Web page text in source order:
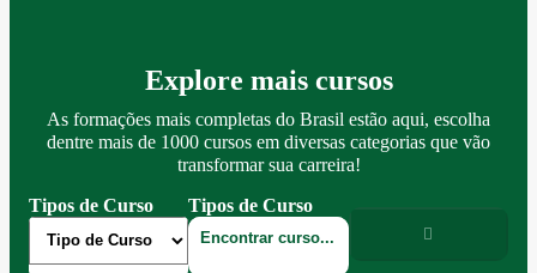
Explore mais cursos
As formações mais completas do Brasil estão aqui, escolha
dentre mais de 1000 cursos em diversas categorias que vão
transformar sua carreira!
Tipos de Curso
Tipos de Curso